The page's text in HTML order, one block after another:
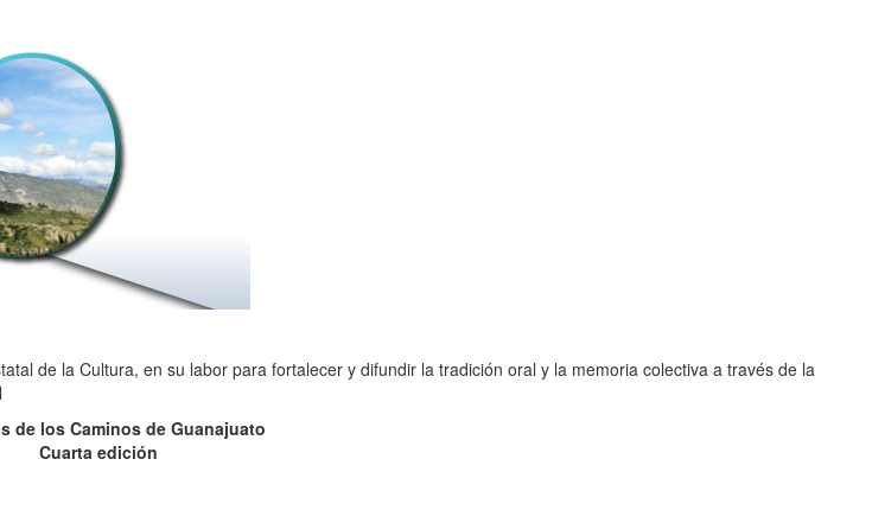
de la Cultura, en su labor para fortalecer y difundir la tradición oral y la memoria colectiva a través de la
de los Caminos de Guanajuato
Cuarta edición